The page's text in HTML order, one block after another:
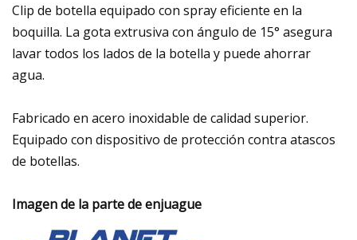
Clip de botella equipado con spray eficiente en la
boquilla. La gota extrusiva con ángulo de 15° asegura
lavar todos los lados de la botella y puede ahorrar
agua.
Fabricado en acero inoxidable de calidad superior.
Equipado con dispositivo de protección contra atascos
de botellas.
Imagen de la parte de enjuague